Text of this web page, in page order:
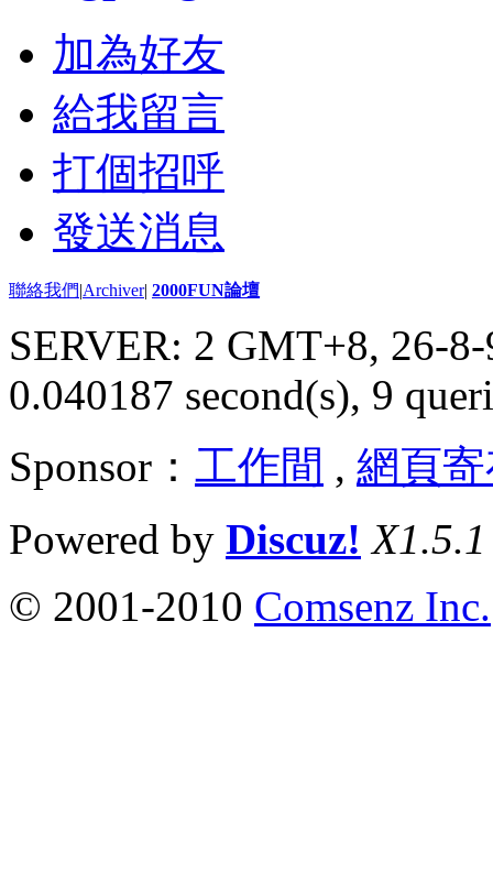
加為好友
給我留言
打個招呼
發送消息
聯絡我們|Archiver| 2000FUN論壇
SERVER: 2 GMT+8, 26-
0.040187 second(s), 9
Sponsor： 工作間 , 網頁
Powered by Discuz! X1.5.1
© 2001-2010 Comsenz Inc.